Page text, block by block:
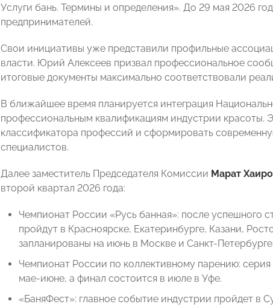
Услуги бань. Термины и определения». До 29 мая 2026
предпринимателей.
Свои инициативы уже представили профильные
власти. Юрий Алексеев призвал профессиональное
итоговые документы максимально соответствовали
В ближайшее время планируется интеграция
профессиональным квалификациям индустрии красоты.
классификатора профессий и сформировать
специалистов.
Далее заместитель Председателя Комиссии Марат
второй квартал 2026 года:
Чемпионат России «Русь банная»: после успешного
пройдут в Красноярске, Екатеринбурге, Казани,
запланированы на июнь в Москве и Санкт-Петербурге.
Чемпионат России по коллективному парению:
мае-июне, а финал состоится в июле в Уфе.
«БаняФест»: главное событие индустрии пройдет в